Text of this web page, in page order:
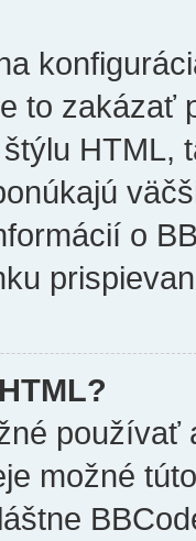
to zakázať
HTML,
o
možné